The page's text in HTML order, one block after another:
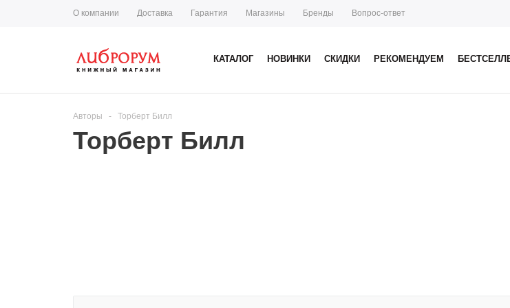
О компании Доставка Гарантия Магазины Бренды Вопрос-ответ
КАТАЛОГ НОВИНКИ СКИДКИ РЕКОМЕНДУЕМ
Авторы - Торберт Билл
Торберт Билл